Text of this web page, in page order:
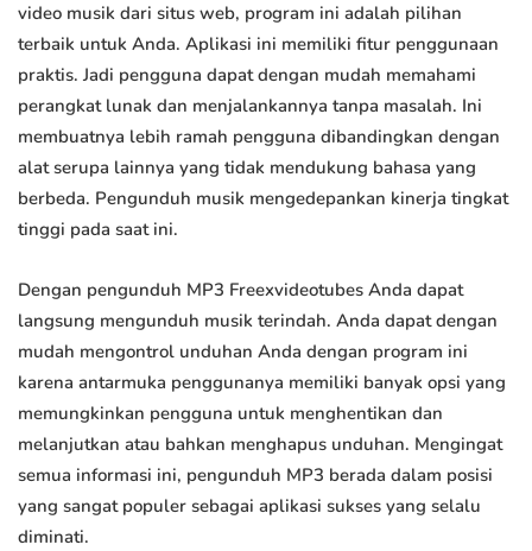
video musik dari situs web, program ini adalah pilihan
terbaik untuk Anda. Aplikasi ini memiliki fitur penggunaan
praktis. Jadi pengguna dapat dengan mudah memahami
perangkat lunak dan menjalankannya tanpa masalah. Ini
membuatnya lebih ramah pengguna dibandingkan dengan
alat serupa lainnya yang tidak mendukung bahasa yang
berbeda. Pengunduh musik mengedepankan kinerja tingkat
tinggi pada saat ini.
Dengan pengunduh MP3 Freexvideotubes Anda dapat
langsung mengunduh musik terindah. Anda dapat dengan
mudah mengontrol unduhan Anda dengan program ini
karena antarmuka penggunanya memiliki banyak opsi yang
memungkinkan pengguna untuk menghentikan dan
melanjutkan atau bahkan menghapus unduhan. Mengingat
semua informasi ini, pengunduh MP3 berada dalam posisi
yang sangat populer sebagai aplikasi sukses yang selalu
diminati.